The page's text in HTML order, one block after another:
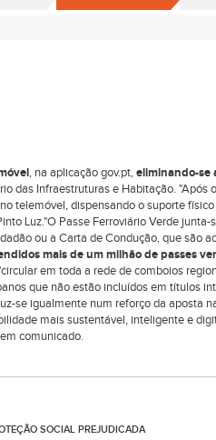
, na aplicação gov.pt,eliminando-se
das Infraestruturas e Habitação. "Após
telemóvel, dispensando o suporte
Luz."O Passe Ferroviário Verde junta-
ou a Carta de Condução, que são
mais de um milhão de passes
em toda a rede de comboios
que não estão incluídos em títulos
se igualmente num reforço da aposta
mais sustentável, inteligente e
comunicado.
SOCIAL PREJUDICADA